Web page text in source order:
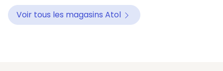
Voir tous les magasins Atol